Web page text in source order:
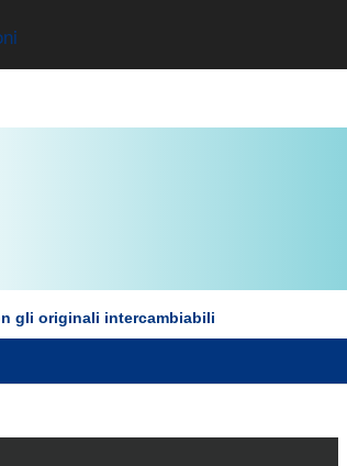
gli originali intercambiabili